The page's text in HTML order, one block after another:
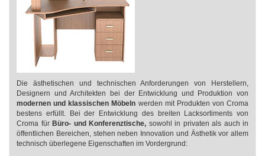
Die ästhetischen und technischen Anforderungen von Herstellern,
Designern und Architekten bei der Entwicklung und Produktion von
modernen und klassischen Möbeln werden mit Produkten von Croma
bestens erfüllt. Bei der Entwicklung des breiten Lacksortiments von
Croma fürBüro- und Konferenztische, sowohl in privaten als auch in
öffentlichen Bereichen, stehen neben Innovation und Ästhetik vor allem
technisch überlegene Eigenschaften im Vordergrund: